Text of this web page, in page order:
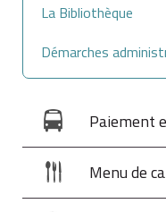
0820 423 333 (0.12 €
Accès auformulaire
Aéroports de
et Orly)
Roissy
La Bibliothèque
Démarches
Paiement
Menu de